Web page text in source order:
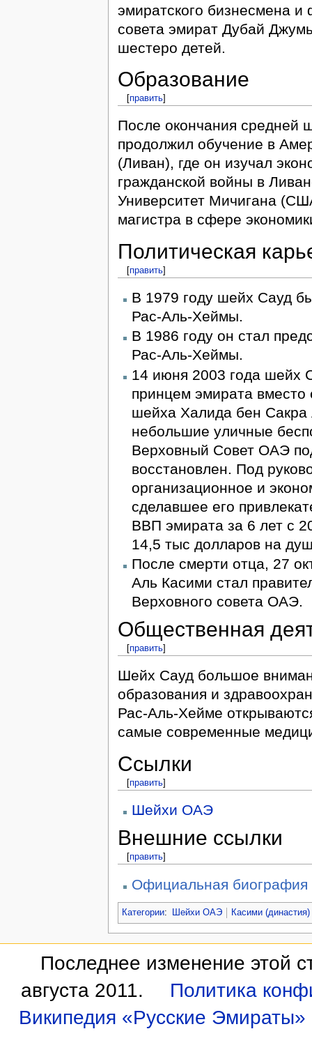
эмиратского бизнесмена и
совета эмират Дубай
шестеро детей.
Образование
[править]
После окончания средней
продолжил обучение в
(Ливан), где он изучал
гражданской войны в
Университет Мичигана
магистра в сфере
Политическая
[править]
В 1979 году шейх Сауд
Рас-Аль-Хеймы.
В 1986 году он стал
Рас-Аль-Хеймы.
14 июня 2003 года шейх
принцем эмирата вместо
шейха Халида бен Сакра
небольшие уличные
Верховный Совет ОАЭ
восстановлен. Под
организационное и
сделавшее его
ВВП эмирата за 6 лет с
14,5 тыс долларов на
После смерти отца, 27
Аль Касими стал
Верховного совета ОАЭ.
Общественная
[править]
Шейх Сауд большое
образования и
Рас-Аль-Хейме
самые современные
Ссылки
[править]
Шейхи ОАЭ
Внешние ссылки
[править]
Официальная
Категории: Шейхи ОАЭ Касими (династия)
Последнее изменение этой
августа 2011.
Политика
Википедия «Русские Эмираты»